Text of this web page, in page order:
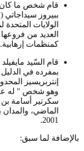
قام شخص ما كان
ببيروز
الولايات
العديد من
كمنظمات إرهابية.
قام السّيد
بمفرده في
إنتربريسيز
وهو شخص " له
سكرتير أسامة
الماضي، والمدان
2001.
بالإضافة لما سبق: